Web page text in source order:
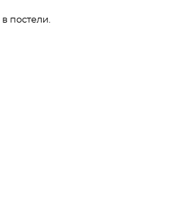
постели.